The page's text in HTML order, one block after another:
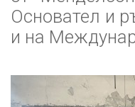
Основател и
и на